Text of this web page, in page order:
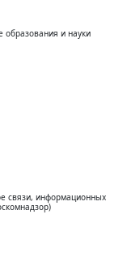
и науки
связи, информационных